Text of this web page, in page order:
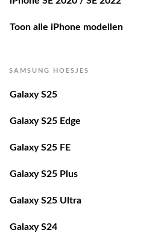
Toon alle iPhone modellen
SAMSUNG HOESJES
Galaxy S25
Galaxy S25 Edge
Galaxy S25 FE
Galaxy S25 Plus
Galaxy S25 Ultra
Galaxy S24